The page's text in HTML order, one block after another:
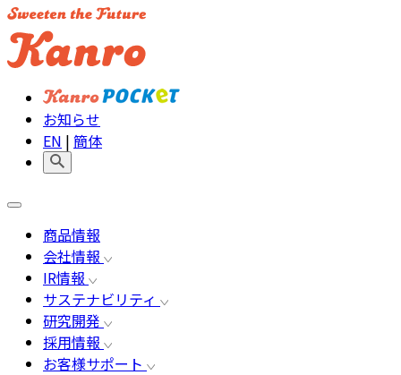
お知らせ
EN | 簡体
商品情報
会社情報
IR情報
サステナビリティ
研究開発
採用情報
お客様サポート